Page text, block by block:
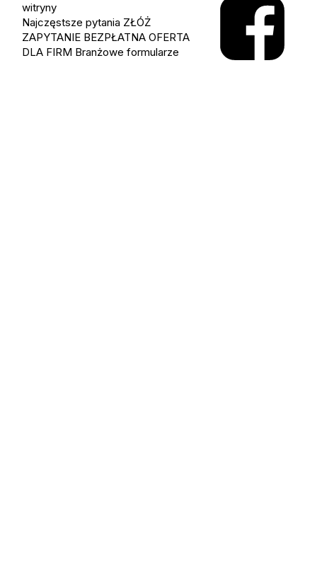
witryny
Najczęstsze pytania ZŁÓŻ
ZAPYTANIE BEZPŁATNA OFERTA
DLA FIRM Branżowe formularze